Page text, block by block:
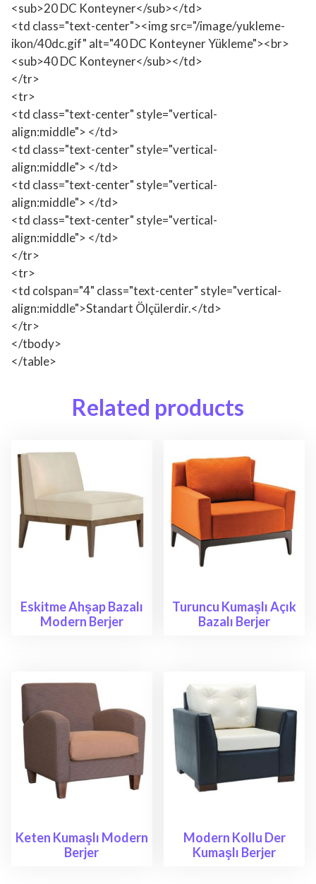
<sub>20 DC Konteyner</sub></td>
<td class="text-center"><img src="/image/yukleme-
ikon/40dc.gif" alt="40 DC Konteyner Yükleme"><br>
<sub>40 DC Konteyner</sub></td>
</tr>
<tr>
<td class="text-center" style="vertical-
align:middle"> </td>
<td class="text-center" style="vertical-
align:middle"> </td>
<td class="text-center" style="vertical-
align:middle"> </td>
<td class="text-center" style="vertical-
align:middle"> </td>
</tr>
<tr>
<td colspan="4" class="text-center" style="vertical-
align:middle">Standart Ölçülerdir.</td>
</tr>
</tbody>
</table>
Related products
Eskitme Ahşap Bazalı
Modern Berjer
Turuncu Kumaşlı Açık
Bazalı Berjer
Keten Kumaşlı Modern
Berjer
Modern Kollu Der
Kumaşlı Berjer